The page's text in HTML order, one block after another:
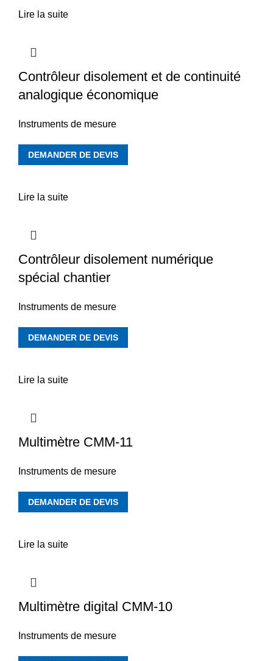
Lire la suite
Contrôleur disolement et de continuité
analogique économique
Instruments de mesure
DEMANDER DE DEVIS
Lire la suite
Contrôleur disolement numérique
spécial chantier
Instruments de mesure
DEMANDER DE DEVIS
Lire la suite
Multimètre CMM-11
Instruments de mesure
DEMANDER DE DEVIS
Lire la suite
Multimètre digital CMM-10
Instruments de mesure